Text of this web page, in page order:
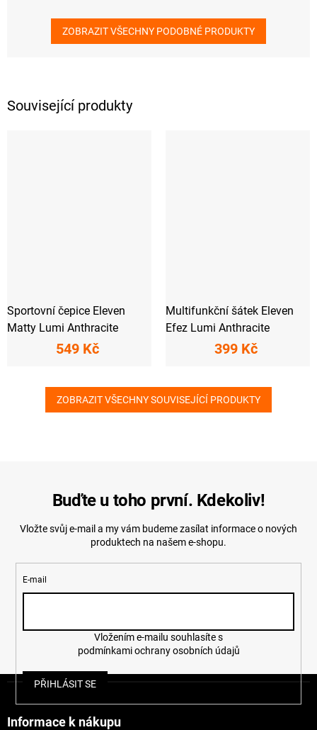
Související produkty
Sportovní čepice Eleven
Matty Lumi Anthracite
549 Kč
Multifunkční šátek Eleven
Efez Lumi Anthracite
399 Kč
ZOBRAZIT VŠECHNY SOUVISEJÍCÍ PRODUKTY
ZOBRAZIT VŠECHNY PODOBNÉ PRODUKTY
Buďte u toho první. Kdekoliv!
Vložte svůj e-mail a my vám budeme zasílat informace o nových
produktech na našem e-shopu.
E-mail
podmínkami ochrany osobních údajů
PŘIHLÁSIT SE
Informace k nákupu